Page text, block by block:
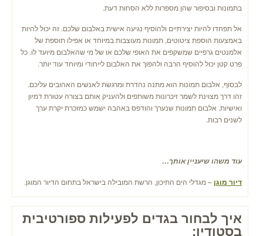
בתמונות ובסיפור שהן מספרות ללא הסחות דעת.
אל תפחדו להיות יצירתיים ולהוסיף נגיעה אישית באלבום שלכם. זה יכול להיות
באמצעות הוספת ציטוטים, תמונות מעוצבות במיוחד או אפילו תוספת של
אלמנטים גרפיים שמשקפים את האופי שלכם או של מי שהאלבום מיועד לו. כל
פרט קטן יכול להוסיף הרבה ולהפוך את האלבום לייחודי ומיוחד עוד יותר.
לבסוף, אלבום תמונות הוא מתנה נהדרת ומרגשת לאנשים האהובים עליכם.
זהו דרך מצוינת לשמר זיכרונות משותפים ולהעניק אותם בצורה עטורת דמיון
ואישיות. אלבום תמונות שנערך והודפס באהבה ישמש כמזכרת יקרת ערך
לשנים רבות.
עוד משהו שיעניין אותך…
דיור מוגן – מגדלי הים התיכון, הרשת המובילה בישראל בתחום הדיור המוגן.
איך לבחור בגדים לפעילות ספורטיבית
בסטודיו: